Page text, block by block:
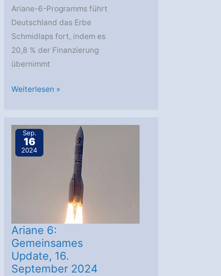
Ariane-6-Programms führt
Deutschland das Erbe
Schmidlaps fort, indem es
20,8 % der Finanzierung
übernimmt
Ariane
made
Germany
Weiterlesen »
Sep.
16
2024
Ariane 6:
Gemeinsames
Update, 16.
September 2024